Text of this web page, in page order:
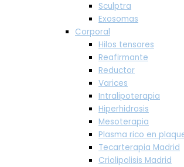
Sculptra
Exosomas
Corporal
Hilos tensores
Reafirmante
Reductor
Varices
Intralipoterapia
Hiperhidrosis
Mesoterapia
Plasma rico en
Tecarterapia Madrid
Criolipolisis Madrid